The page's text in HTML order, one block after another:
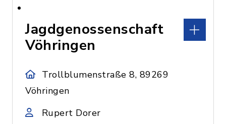
Jagdgenossenschaft
Vöhringen
Trollblumenstraße 8, 89269
Vöhringen
Rupert Dorer